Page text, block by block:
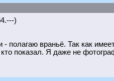
)
- полагаю враньё. Так как
показал. Я даже не